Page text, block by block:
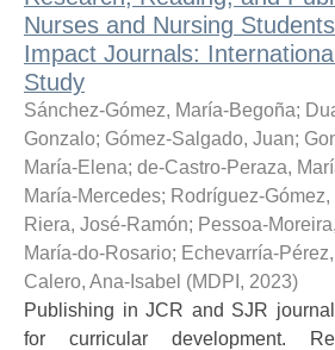
Nurses and Nursing
Impact Journals:
Study
Sánchez-Gómez, María-Begoña;
Gonzalo; Gómez-Salgado, Juan;
María-Elena; de-Castro-Peraza,
María-Mercedes; Rodríguez-Gómez,
Riera, José-Ramón; Pessoa-
María-do-Rosario; Echevarría-
Calero, Ana-Isabel (MDPI , 2023)
Publishing in JCR and SJR
for curricular development.